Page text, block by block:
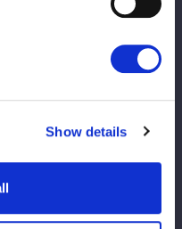
Show details
チャンネルの映像編
リエイターとして活動。テ
特訓を受け、2022年10月
、2023年4月23日の横浜
ーダムのリングに立った。